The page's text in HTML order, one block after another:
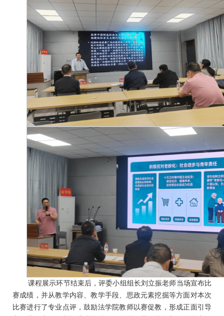
课程展示环节结束后，评委小组组长刘立振老师当场宣布比
赛成绩，并从教学内容、教学手段、思政元素挖掘等方面对本次
比赛进行了专业点评，鼓励法学院教师以赛促教，形成正面引导